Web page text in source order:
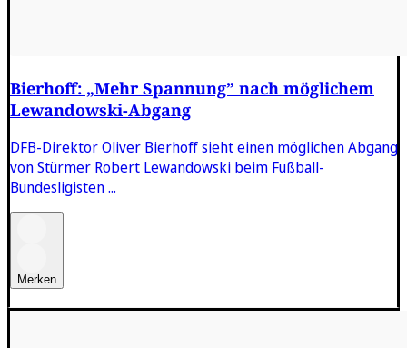
Bierhoff: „Mehr Spannung” nach möglichem
Lewandowski-Abgang
DFB-Direktor Oliver Bierhoff sieht einen möglichen Abgang
von Stürmer Robert Lewandowski beim Fußball-
Bundesligisten ...
Merken